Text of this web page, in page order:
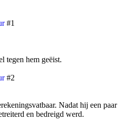
#1
tegen hem geëist.
#2
Nadat hij een paar
en bedreigd werd.